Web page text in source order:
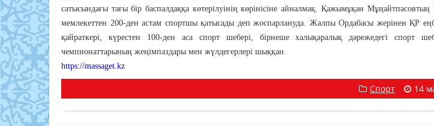
сатысындағы тағы бір баспалдаққа көтерілуінің көрінісіне айналмақ. Қажымұқан
мемлекеттен 200-ден астам спортшы қатысады деп жоспарлануда. Жалпы Ордабасы жерінен ҚР
қайраткері, күрестен 100-ден аса спорт шебері, бірнеше халықаралық дәрежедегі спорт
чемпионаттарының жеңімпаздары мен жүлдегерлері шыққан.
https://massaget.kz
Спорт 14